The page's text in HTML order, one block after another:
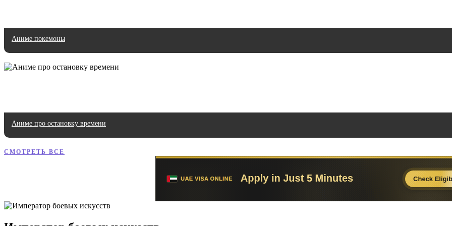
Аниме покемоны
Аниме про остановку времени
СМОТРЕТЬ ВСЕ